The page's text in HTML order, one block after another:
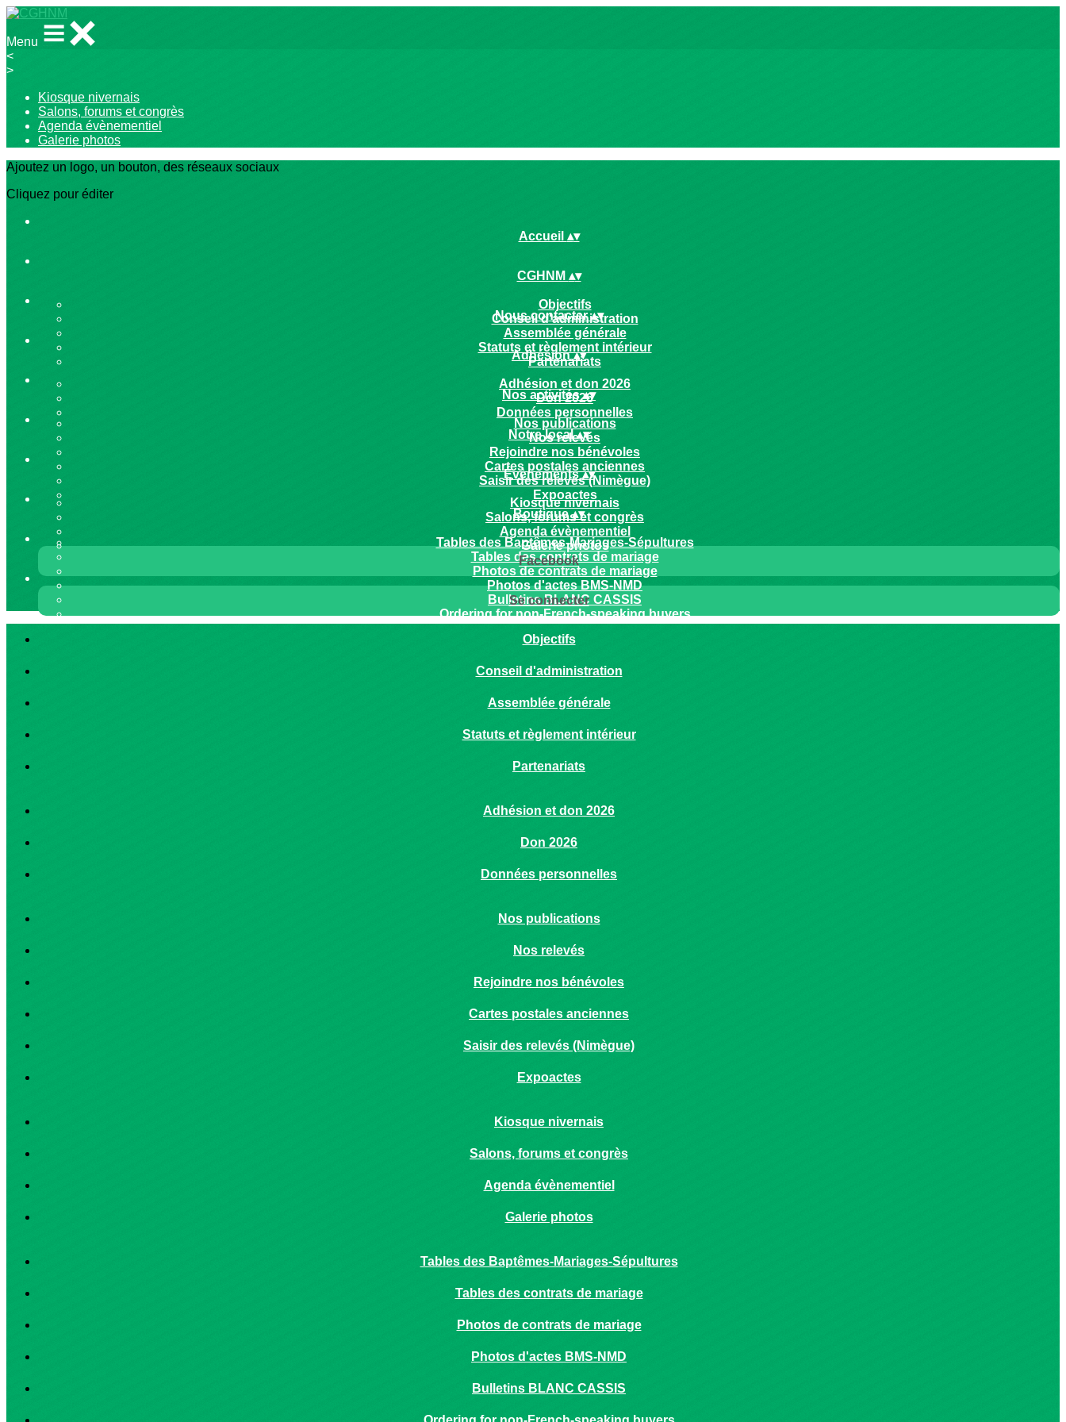
Menu
<
>
Kiosque nivernais
Salons, forums et congrès
Agenda évènementiel
Galerie photos
Ajoutez un logo, un bouton, des réseaux sociaux
Cliquez pour éditer
Accueil ▴▾
CGHNM ▴▾
Objectifs
Conseil d'administration
Assemblée générale
Statuts et règlement intérieur
Partenariats
Nous contacter▴▾
Adhésion▴▾
Adhésion et don 2026
Don 2026
Données personnelles
Nos activités▴▾
Nos publications
Nos relevés
Rejoindre nos bénévoles
Cartes postales anciennes
Saisir des relevés (Nimègue)
Expoactes
Notre local▴▾
Évènements▴▾
Kiosque nivernais
Salons, forums et congrès
Agenda évènementiel
Galerie photos
Boutique▴▾
Tables des Baptêmes-Mariages-Sépultures
Tables des contrats de mariage
Photos de contrats de mariage
Photos d'actes BMS-NMD
Bulletins BLANC CASSIS
Ordering for non-French-speaking buyers
Facebook
Se connecter
Objectifs
Conseil d'administration
Assemblée générale
Statuts et règlement intérieur
Partenariats
Adhésion et don 2026
Don 2026
Données personnelles
Nos publications
Nos relevés
Rejoindre nos bénévoles
Cartes postales anciennes
Saisir des relevés (Nimègue)
Expoactes
Kiosque nivernais
Salons, forums et congrès
Agenda évènementiel
Galerie photos
Tables des Baptêmes-Mariages-Sépultures
Tables des contrats de mariage
Photos de contrats de mariage
Photos d'actes BMS-NMD
Bulletins BLANC CASSIS